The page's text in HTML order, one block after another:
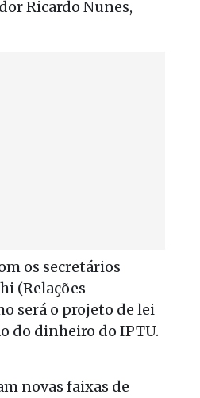
Ricardo Nunes,
os secretários
(Relações
será o projeto de lei
do dinheiro do IPTU.
novas faixas de